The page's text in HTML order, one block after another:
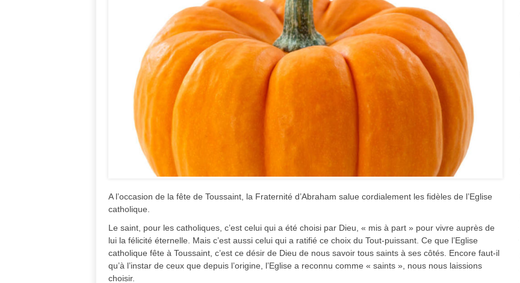
A l’occasion de la fête de Toussaint, la Fraternité d’Abraham salue cordialement les fidèles de l’Eglise
catholique.
Le saint, pour les catholiques, c’est celui qui a été choisi par Dieu, « mis à part » pour vivre auprès de
lui la félicité éternelle. Mais c’est aussi celui qui a ratifié ce choix du Tout-puissant. Ce que l’Eglise
catholique fête à Toussaint, c’est ce désir de Dieu de nous savoir tous saints à ses côtés. Encore faut-il
qu’à l’instar de ceux que depuis l’origine, l’Eglise a reconnu comme « saints », nous nous laissions
choisir.